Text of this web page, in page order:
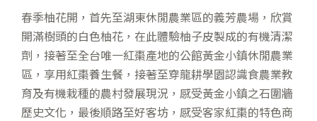
春季柚花開，首先至湖東休閒農業區的義芳農場，欣賞
開滿樹頭的白色柚花，在此體驗柚子皮製成的有機清潔
劑，接著至全台唯一紅棗產地的公館黃金小鎮休閒農業
區，享用紅棗養生餐，接著至穿龍耕學園認識食農業教
育及有機栽種的農村發展現況，感受黃金小鎮之石圍牆
歷史文化，最後順路至好客坊，感受客家紅棗的特色商